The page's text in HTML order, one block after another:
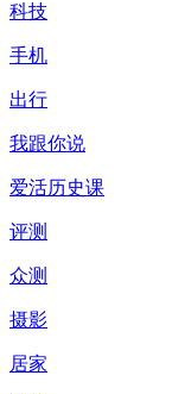
科技
手机
出行
我跟你说
爱活历史课
评测
众测
摄影
居家